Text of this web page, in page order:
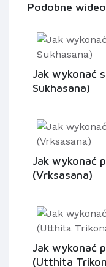
Podobne
Jak wykonać
Sukhasana)
Jak wykonać
(Vrksasana)
Jak wykonać
(Utthita